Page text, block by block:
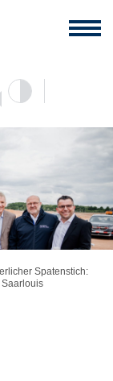
Spatenstich:
Saarlouis